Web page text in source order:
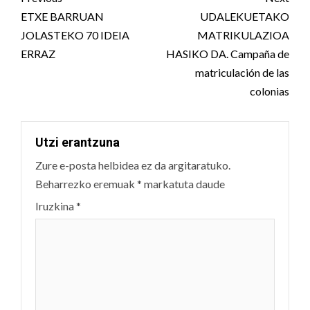
navigation
ETXE BARRUAN
JOLASTEKO 70 IDEIA
ERRAZ
UDALEKUETAKO
MATRIKULAZIOA
HASIKO DA. Campaña de
matriculación de las
colonias
Utzi erantzuna
Zure e-posta helbidea ez da argitaratuko.
Beharrezko eremuak * markatuta daude
Iruzkina*